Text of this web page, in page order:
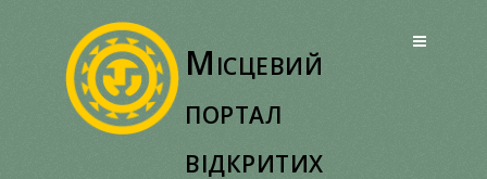
Місцевий
портал
відкритих